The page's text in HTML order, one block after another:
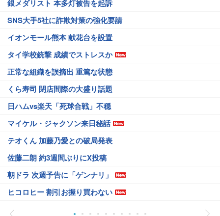
銀メダリスト 本多灯被告を起訴
SNS大手5社に詐欺対策の強化要請
イオンモール熊本 献花台を設置
タイ学校銃撃 成績でストレスか
正常な組織を誤摘出 重篤な状態
くら寿司 閉店間際の大盛り話題
日ハムvs楽天「死球合戦」不穏
マイケル・ジャクソン来日秘話
テオくん 加藤乃愛との破局発表
佐藤二朗 約3週間ぶりにX投稿
朝ドラ 次週予告に「ゲンナリ」
ヒコロヒー 割引お握り買わない